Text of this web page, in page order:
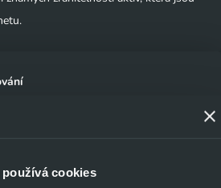
cookies
simulace napadení síťových